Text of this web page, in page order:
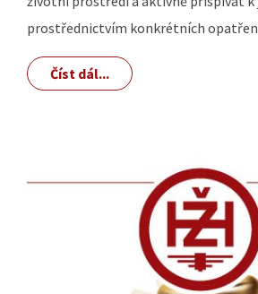
prostřednictvím konkrétních
Číst dál...